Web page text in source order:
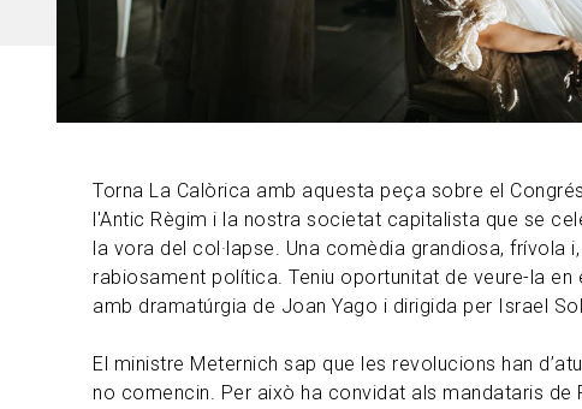
Torna La Calòrica amb aquesta peça sobre el
l'Antic Règim i la nostra societat capitalista que se
la vora del col·lapse. Una comèdia grandiosa, frívola
rabiosament política. Teniu oportunitat de veure-la en
amb dramatúrgia de Joan Yago i dirigida per Israel
El ministre Meternich sap que les revolucions han
no comencin. Per això ha convidat als mandataris de